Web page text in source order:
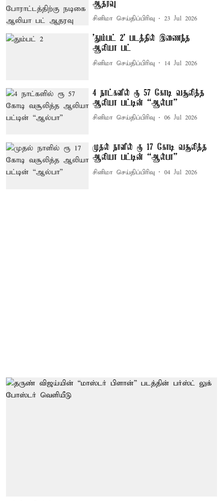
ஆதரவு
சினிமா செய்திப்பிரிவு 23 Jul 2026
'தும்பட் 2' படத்தில் இணைந்த
ஆலியா பட்
சினிமா செய்திப்பிரிவு 14 Jul 2026
4 நாட்களில் ரூ 57 கோடி வசூலித்த
ஆலியா பட்டின் “ஆல்பா”
சினிமா செய்திப்பிரிவு 06 Jul 2026
முதல் நாளில் ரூ 17 கோடி வசூலித்த
ஆலியா பட்டின் “ஆல்பா”
சினிமா செய்திப்பிரிவு 04 Jul 2026